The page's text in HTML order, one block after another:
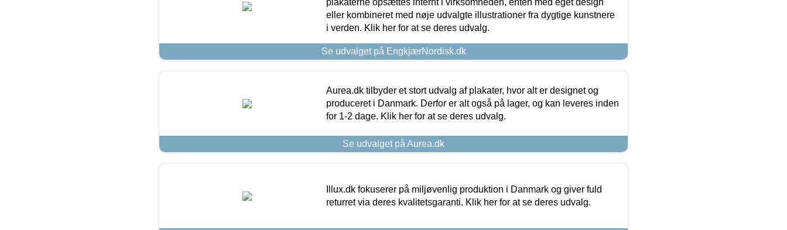
eller kombineret med nøje udvalgte illustrationer fra dygtige kunstnere
i verden. Klik her for at se deres udvalg.
Se udvalget på EngkjærNordisk.dk
Aurea.dk tilbyder et stort udvalg af plakater, hvor alt er designet og
produceret i Danmark. Derfor er alt også på lager, og kan leveres inden
for 1-2 dage. Klik her for at se deres udvalg.
Se udvalget på Aurea.dk
Illux.dk fokuserer på miljøvenlig produktion i Danmark og giver fuld
returret via deres kvalitetsgaranti. Klik her for at se deres udvalg.